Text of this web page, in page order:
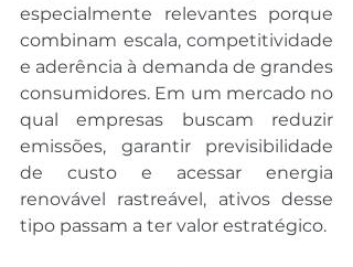
especialmente relevantes porque
combinam escala, competitividade
e aderência à demanda de grandes
consumidores. Em um mercado no
qual empresas buscam reduzir
emissões, garantir previsibilidade
de custo e acessar energia
renovável rastreável, ativos desse
tipo passam a ter valor estratégico.